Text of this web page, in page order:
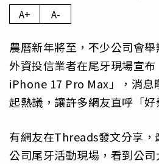
A+ A-
農曆新年將至，不少公司會
外資投信業者在尾牙現場宣
iPhone 17 Pro Max」，消息
起熱議，讓許多網友直呼「好
有網友在Threads發文分享，
公司尾牙活動現場，看到公